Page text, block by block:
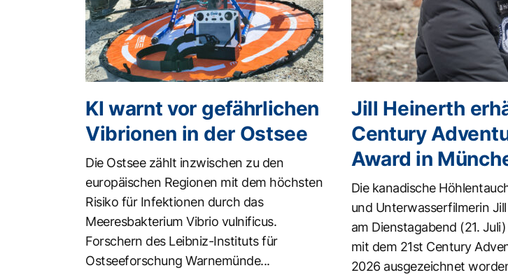
KI warnt vor gefährlichen
Vibrionen in der Ostsee
Die Ostsee zählt inzwischen zu den
europäischen Regionen mit dem höchsten
Risiko für Infektionen durch das
Meeresbakterium Vibrio vulnificus.
Forschern des Leibniz-Instituts für
Ostseeforschung Warnemünde...
Jill Heinerth
Century
Award in
Die kanadische
und Unterwasserfilmerin
am Dienstagabend (21.
mit dem 21st Century
2026 ausgezeichnet